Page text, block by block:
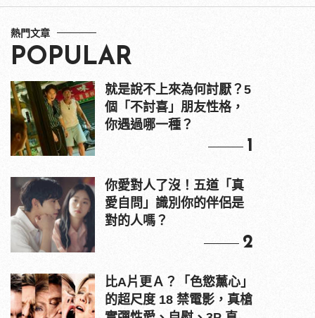
熱門文章
POPULAR
就是說不上來為何討厭？5
個「不討喜」朋友性格，
你遇過哪一種？
1
你愛對人了沒！五道「真
愛自問」識別你的伴侶是
對的人嗎？
2
比A片更Ａ？「色慾薰心」
的超尺度 18 禁電影，真槍